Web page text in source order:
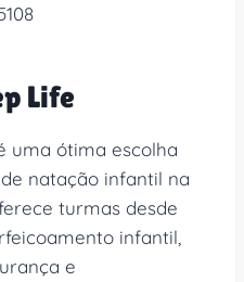
Life
uma ótima escolha
natação infantil na
turmas desde
infantil,
e